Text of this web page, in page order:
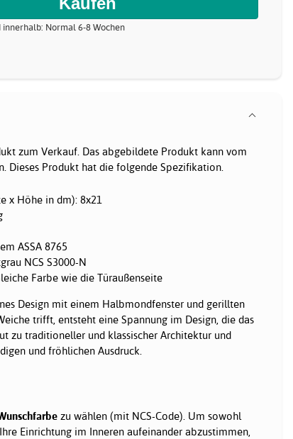
Normal 6-8 Wochen
zum Verkauf. Das abgebildete Produkt kann vom
Dieses Produkt hat die folgende Spezifikation.
x Höhe in dm): 8x21
ASSA 8765
NCS S3000-N
Farbe wie die Türaußenseite
Design mit einem Halbmondfenster und gerillten
trifft, entsteht eine Spannung im Design, die das
zu traditioneller und klassischer Architektur und
und fröhlichen Ausdruck.
zu wählen (mit NCS-Code). Um sowohl
Einrichtung im Inneren aufeinander abzustimmen,